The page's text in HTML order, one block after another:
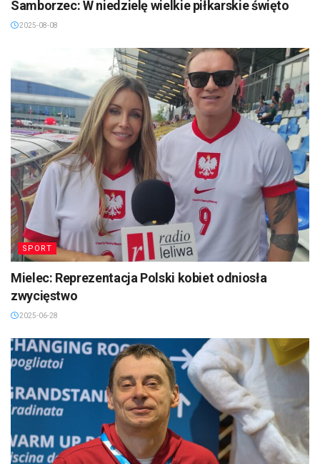
Samborzec: W niedzielę wielkie piłkarskie święto
2025-08-08
SPORT
Mielec: Reprezentacja Polski kobiet odniosła
zwycięstwo
2025-06-28